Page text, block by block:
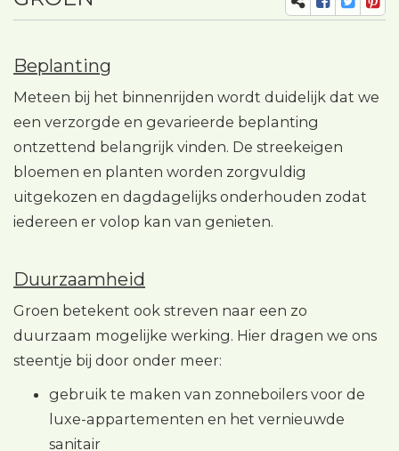
Beplanting
Meteen bij het binnenrijden wordt duidelijk dat we
een verzorgde en gevarieerde beplanting
ontzettend belangrijk vinden. De streekeigen
bloemen en planten worden zorgvuldig
uitgekozen en dagdagelijks onderhouden zodat
iedereen er volop kan van genieten.
Duurzaamheid
Groen betekent ook streven naar een zo
duurzaam mogelijke werking. Hier dragen we ons
steentje bij door onder meer:
gebruik te maken van zonneboilers voor de
luxe-appartementen en het vernieuwde
sanitair